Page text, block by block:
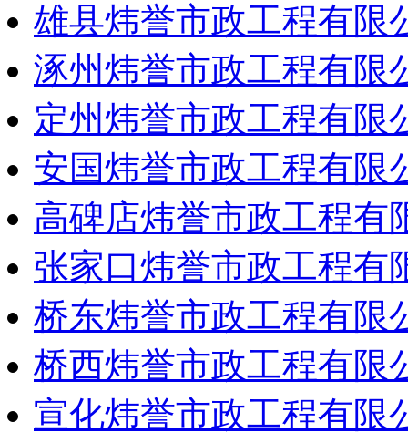
雄县炜誉市政工程有限
涿州炜誉市政工程有限
定州炜誉市政工程有限
安国炜誉市政工程有限
高碑店炜誉市政工程有
张家口炜誉市政工程有
桥东炜誉市政工程有限
桥西炜誉市政工程有限
宣化炜誉市政工程有限